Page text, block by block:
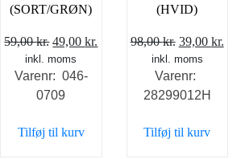
(SORT/GRØN)
59,00kr. Den
oprindelige
pris
var:
49,00kr.
inkl. moms
Varenr: 046-
0709
Tilføj til kurv
(HVID)
98,00kr. Den
oprindelige
pris
var:
39,00 kr.
inkl. moms
Varenr:
28299012H
Tilføj til kurv